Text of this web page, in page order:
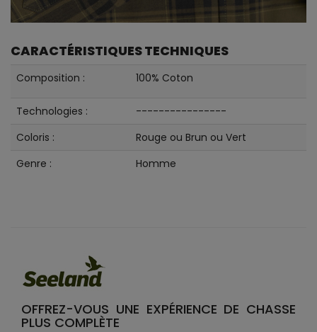
CARACTÉRISTIQUES TECHNIQUES
Composition : 100% Coton
Technologies :
----------------
Coloris :
Rouge ou Brun ou Vert
Genre :
Homme
OFFREZ-VOUS UNE EXPÉRIENCE DE CHASSE
PLUS COMPLÈTE